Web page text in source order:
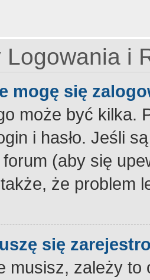
Logowania i
mogę się
może być kilka.
i hasło. Jeśli
(aby się
że problem
się
musisz, zależy